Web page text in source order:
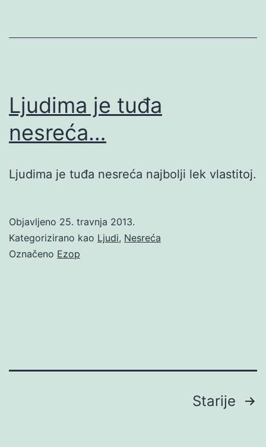
Ljudima je tuđa
nesreća…
Ljudima je tuđa nesreća najbolji lek vlastitoj.
Objavljeno 25. travnja 2013.
Kategorizirano kao Ljudi, Nesreća
Označeno Ezop
Starije